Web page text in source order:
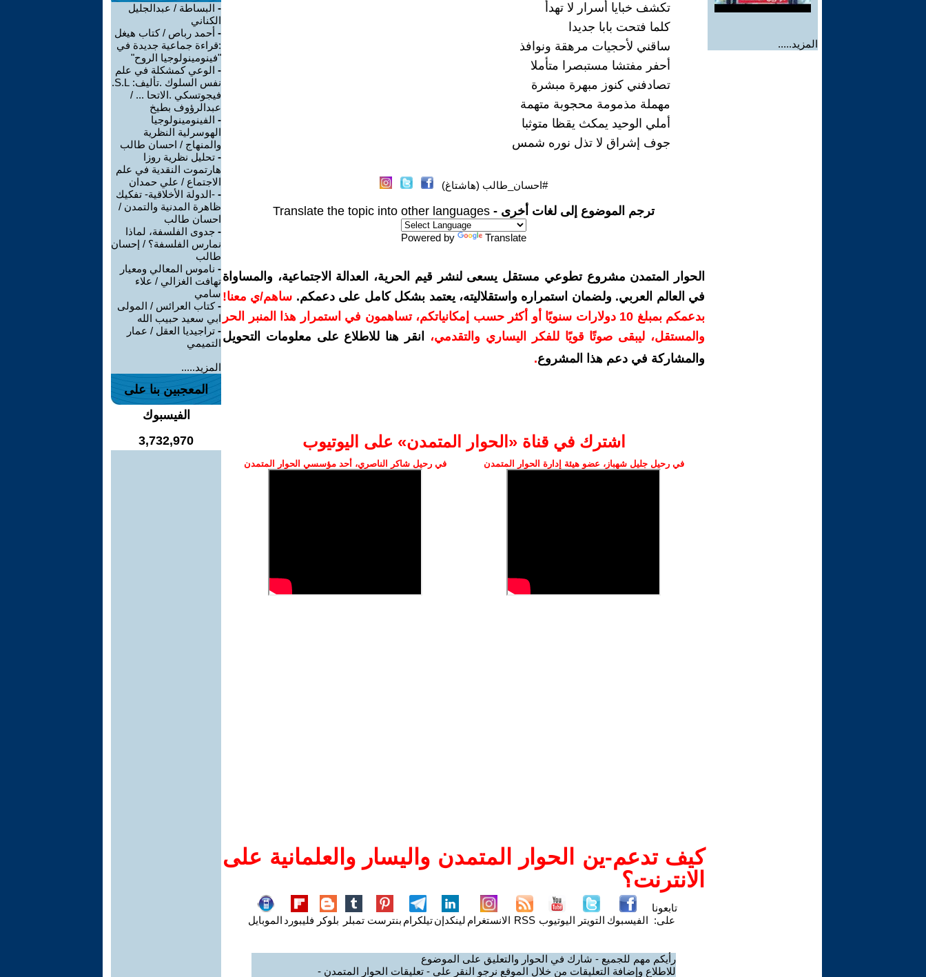
المزيد.....
تكشف خبايا أسرار لا تهدأ
كلما فتحت بابا جديدا
ساقني لأحجيات مرهقة ونوافذ
أحفر مفتشا مستبصرا متأملا
تصادفني كنوز مبهرة مبشرة
مهملة مذمومة محجوبة متهمة
أملي الوحيد يمكث يقظا متوثبا
جوف إشراق لا تذل نوره شمس
#احسان_طالب (هاشتاغ)
ترجم الموضوع إلى لغات أخرى - Translate the topic into other languages
Powered by Translate
الحوار المتمدن مشروع تطوعي مستقل يسعى لنشر قيم الحرية، العدالة الاجتماعية، والمساواة
في العالم العربي. ولضمان استمراره واستقلاليته، يعتمد بشكل كامل على دعمكم. ساهم/ي معنا!
بدعمكم بمبلغ 10 دولارات سنويًا أو أكثر حسب إمكانياتكم، تساهمون في استمرار هذا المنبر الحر
والمستقل، ليبقى صوتًا قويًا للفكر اليساري والتقدمي،
انقر هنا للاطلاع على معلومات التحويل
والمشاركة في دعم هذا المشروع.
اشترك في قناة ‫«الحوار المتمدن» على اليوتيوب
في رحيل جليل شهباز، عضو هيئة إدارة الحوار المتمدن في رحيل شاكر الناصري، أحد مؤسسي الحوار المتمدن
كيف تدعم-ين الحوار المتمدن واليسار والعلمانية على
الانترنت؟
تابعونا
على: الفيسبوك التويتر اليوتيوب RSS الانستغرام لينكدإنتيلكرام بنترست تمبلر بلوكر فليبورد الموبايل
رأيكم مهم للجميع - شارك في الحوار والتعليق على الموضوع
للاطلاع وإضافة التعليقات من خلال الموقع نرجو النقر على - تعليقات الحوار المتمدن -
- البساطة / عبدالجليل
الكناني
- أحمد رباص / كتاب هيغل
:قراءة جماعية جديدة في
"فينومينولوجيا الروح"
- الوعي كمشكلة في علم
نفس السلوك .تأليف: S.L.
فيجوتسكي .الاتحا ... /
عبدالرؤوف بطيخ
- الفينومينولوجيا
الهوسرلية النظرية
والمنهاج / احسان طالب
- تحليل نظرية روزا
هارتموت النقدية في علم
الاجتماع / علي حمدان
- -الدولة الأخلاقية- تفكيك
ظاهرة المدنية والتمدن /
احسان طالب
- جدوى الفلسفة، لماذا
نمارس الفلسفة؟ / إحسان
طالب
- ناموس المعالي ومعيار
تهافت الغزالي / علاء
سامي
-كتاب العرائس / المولى
ابي سعيد حبيب الله
- تراجيديا العقل / عمار
التميمي
المزيد.....
المعجبين بنا على
الفيسبوك
3,732,970